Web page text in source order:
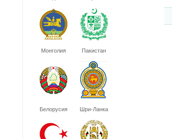
Монголия Пакистан
Белорусия Шри-Ланка